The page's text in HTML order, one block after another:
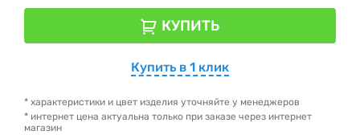
КУПИТЬ
Купить в 1 клик
* характеристики и цвет изделия уточняйте у менеджеров
* интернет цена актуальна только при заказе через интернет
магазин